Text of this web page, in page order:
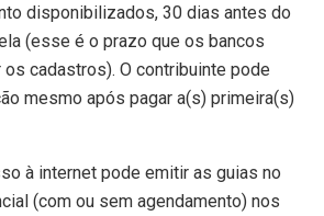
disponibilizados, 30 dias antes do
(esse é o prazo que os bancos
cadastros). O contribuinte pode
mesmo após pagar a(s) primeira(s)
à internet pode emitir as guias no
(com ou sem agendamento) nos